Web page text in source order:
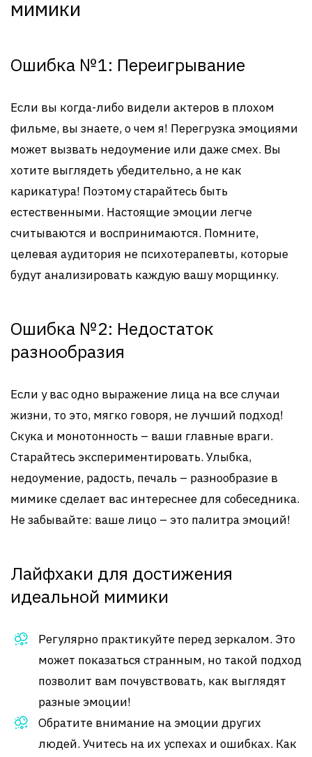
мимики
Ошибка №1: Переигрывание
Если вы когда-либо видели актеров в плохом
фильме, вы знаете, о чем я! Перегрузка эмоциями
может вызвать недоумение или даже смех. Вы
хотите выглядеть убедительно, а не как
карикатура! Поэтому старайтесь быть
естественными. Настоящие эмоции легче
считываются и воспринимаются. Помните,
целевая аудитория не психотерапевты, которые
будут анализировать каждую вашу морщинку.
Ошибка №2: Недостаток
разнообразия
Если у вас одно выражение лица на все случаи
жизни, то это, мягко говоря, не лучший подход!
Скука и монотонность – ваши главные враги.
Старайтесь экспериментировать. Улыбка,
недоумение, радость, печаль – разнообразие в
мимике сделает вас интереснее для собеседника.
Не забывайте: ваше лицо – это палитра эмоций!
Лайфхаки для достижения
идеальной мимики
Регулярно практикуйте перед зеркалом. Это
может показаться странным, но такой подход
позволит вам почувствовать, как выглядят
разные эмоции!
Обратите внимание на эмоции других
людей. Учитесь на их успехах и ошибках. Как